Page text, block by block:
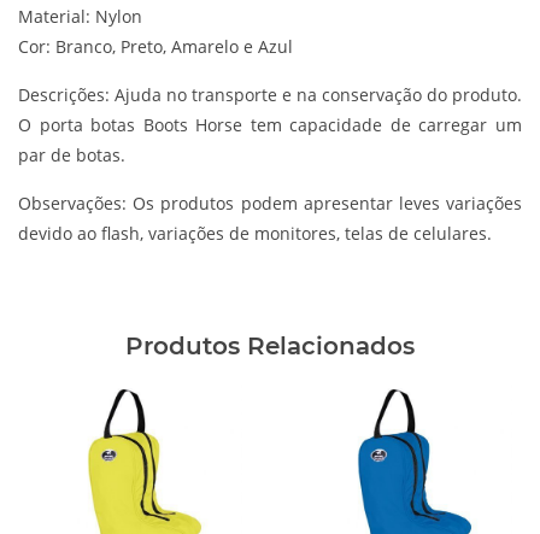
Material: Nylon
Cor: Branco, Preto, Amarelo e Azul
Descrições: Ajuda no transporte e na conservação do produto.
O porta botas Boots Horse tem capacidade de carregar um
par de botas.
Observações: Os produtos podem apresentar leves variações
devido ao flash, variações de monitores, telas de celulares.
Produtos Relacionados